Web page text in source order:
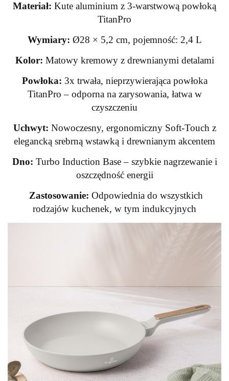
Materiał: Kute aluminium z 3-warstwową powłoką
TitanPro
Wymiary: Ø28 × 5,2 cm, pojemność: 2,4 L
Kolor: Matowy kremowy z drewnianymi detalami
Powłoka: 3x trwała, nieprzywierająca powłoka
TitanPro – odporna na zarysowania, łatwa w
czyszczeniu
Uchwyt: Nowoczesny, ergonomiczny Soft-Touch z
elegancką srebrną wstawką i drewnianym akcentem
Dno: Turbo Induction Base – szybkie nagrzewanie i
oszczędność energii
Zastosowanie: Odpowiednia do wszystkich
rodzajów kuchenek, w tym indukcyjnych